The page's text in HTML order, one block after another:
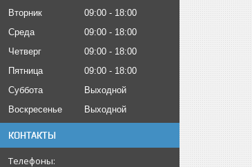
Вторник
09:00
18:00
Среда
09:00
18:00
Четверг
09:00
18:00
Пятница
09:00
18:00
Суббота
Выходной
Воскресенье
Выходной
КОНТАКТЫ